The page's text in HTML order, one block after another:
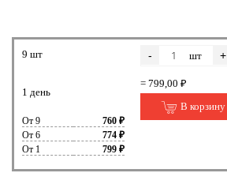
9 шт
1 день
От 9
760 ₽
От 6
774 ₽
От 1
799 ₽
- шт +
= 799,00 ₽
В корзину